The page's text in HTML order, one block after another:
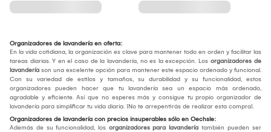
Organizadores de lavandería en oferta:
En la vida cotidiana, la organización es clave para mantener todo en orden y facilitar las
tareas diarias. Y en el caso de la lavandería, no es la excepción. Los organizadores de
lavandería son una excelente opción para mantener este espacio ordenado y funcional.
Con su variedad de estilos y tamaños, su durabilidad y su funcionalidad, estos
organizadores pueden hacer que tu lavandería sea un espacio más ordenado,
agradable y eficiente. Así que no esperes más y consigue tu propio organizador de
lavandería para simplificar tu vida diaria. ¡No te arrepentirás de realizar esta compra!.
Organizadores de lavandería con precios insuperables sólo en Oechsle:
Además de su funcionalidad, los organizadores para lavandería también pueden ser